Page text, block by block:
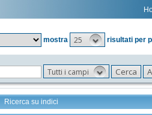
mostra
25 risultati per
Tutti i campi
Ricerca su indici